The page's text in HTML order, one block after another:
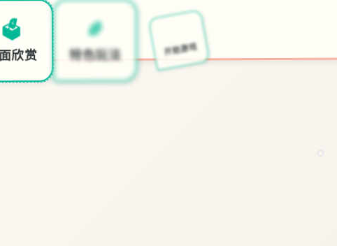
🗳️
欣赏
🌈
特色玩法 开始游戏
○